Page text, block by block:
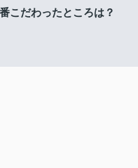
こだわったところは？